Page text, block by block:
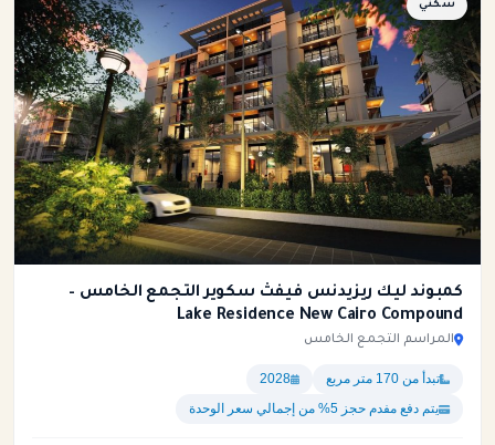
سكني
كمبوند ليك ريزيدنس فيفث سكوير التجمع الخامس –
Lake Residence New Cairo Compound
المراسم التجمع الخامس
تبدأ من 170 متر مربع
2028
يتم دفع مفدم حجز 5% من إجمالي سعر الوحدة